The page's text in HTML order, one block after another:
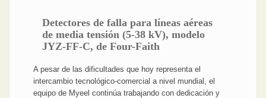
Detectores de falla para líneas aéreas
de media tensión (5-38 kV), modelo
JYZ-FF-C, de Four-Faith
A pesar de las dificultades que hoy representa el
intercambio tecnológico-comercial a nivel mundial, el
equipo de Myeel continúa trabajando con dedicación y